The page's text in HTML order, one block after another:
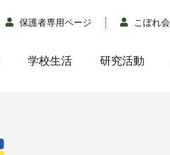
保護者専用ページ こぼれ会
学校生活 研究活動